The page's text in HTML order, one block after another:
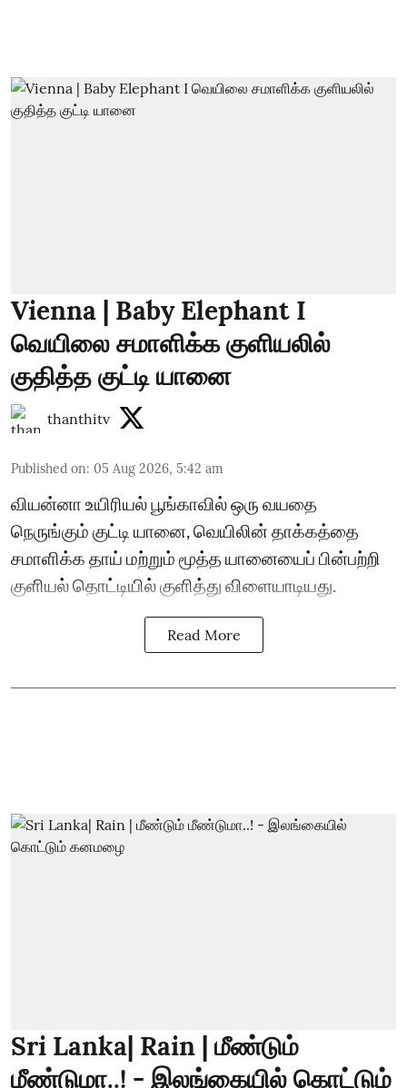
Vienna | Baby Elephant I
வெயிலை சமாளிக்க குளியலில்
குதித்த குட்டி யானை
thanthitv
Published on: 05 Aug 2026, 5:42 am
வியன்னா உயிரியல் பூங்காவில் ஒரு வயதை
நெருங்கும் குட்டி யானை, வெயிலின் தாக்கத்தை
சமாளிக்க தாய் மற்றும் மூத்த யானையைப் பின்பற்றி
குளியல் தொட்டியில் குளித்து விளையாடியது.
Read More
Sri Lanka| Rain | மீண்டும்
மீண்டுமா..! - இலங்கையில் கொட்டும்